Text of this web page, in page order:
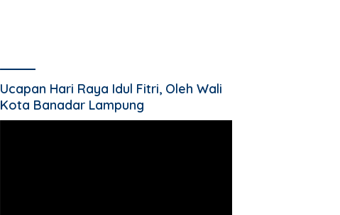
Ucapan Hari Raya Idul Fitri, Oleh Wali
Kota Banadar Lampung